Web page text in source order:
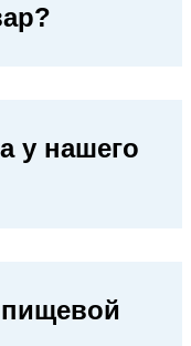
у нашего
пищевой